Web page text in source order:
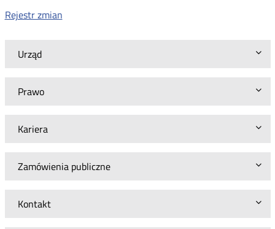
Urząd
Prawo
Kariera
Zamówienia publiczne
Kontakt
Rejestr zmian